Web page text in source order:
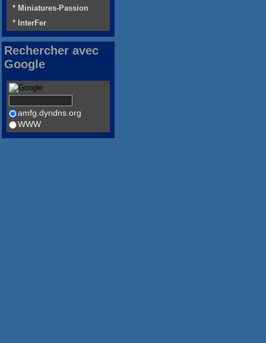
* Miniatures-Passion
* InterFer
Rechercher avec
Google
amfg.dyndns.org
WWW